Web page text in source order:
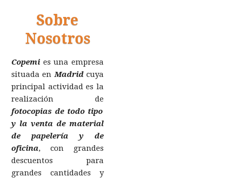
Sobre
Nosotros
Copemi es una empresa
situada en Madrid cuya
principal actividad es la
realización de
fotocopias de todo tipo
y la venta de material
de papelería y de
oficina, con grandes
descuentos para
grandes cantidades y